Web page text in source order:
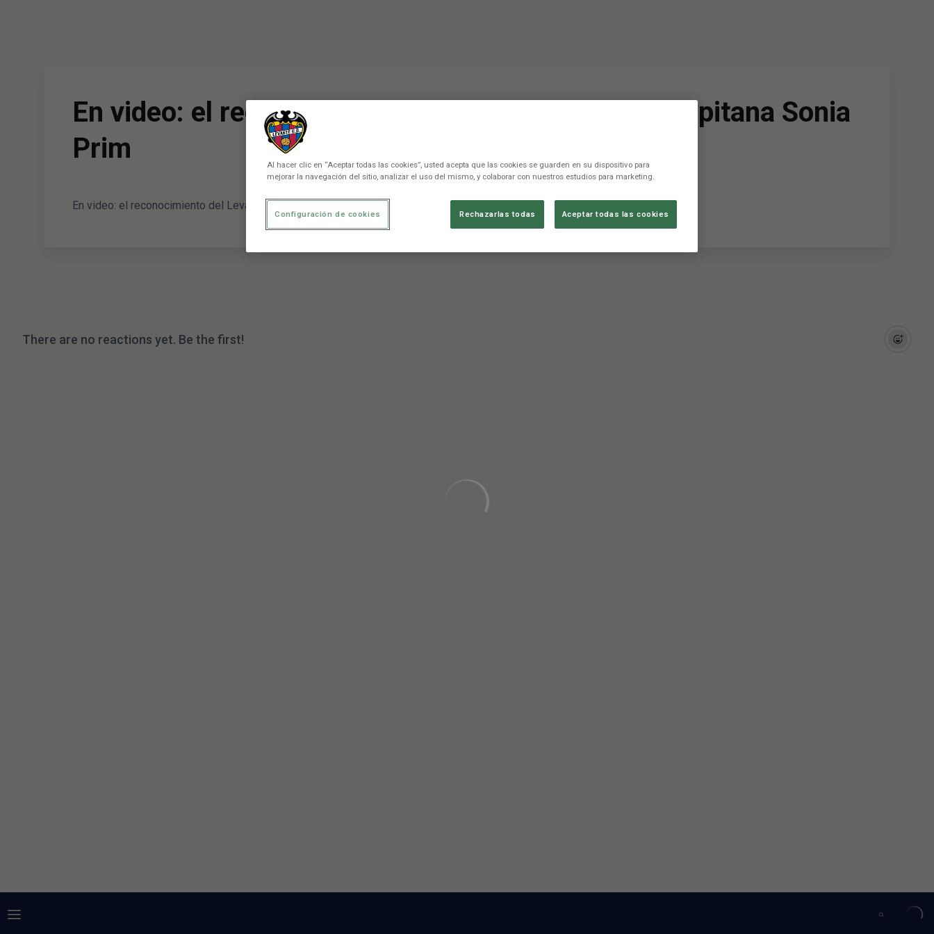
En video: el reconocimiento del Levante UD a su capitana Sonia
Prim
En video: el reconocimiento del Levante UD a su capitana Sonia Prim
There are no reactions yet. Be the first!
Al hacer clic en “Aceptar todas las cookies”, usted acepta que las cookies se guarden en su dispositivo para
mejorar la navegación del sitio, analizar el uso del mismo, y colaborar con nuestros estudios para marketing.
Rechazarlas todas Aceptar todas las cookies
Configuración de cookies